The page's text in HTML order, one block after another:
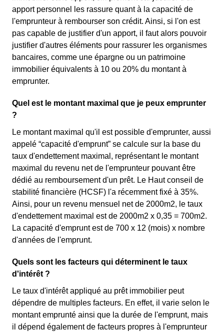
apport personnel les rassure quant à la capacité de
l'emprunteur à rembourser son crédit. Ainsi, si l'on est
pas capable de justifier d'un apport, il faut alors pouvoir
justifier d'autres éléments pour rassurer les organismes
bancaires, comme une épargne ou un patrimoine
immobilier équivalents à 10 ou 20% du montant à
emprunter.
Quel est le montant maximal que je peux emprunter
?
Le montant maximal qu'il est possible d'emprunter, aussi
appelé “capacité d'emprunt” se calcule sur la base du
taux d'endettement maximal, représentant le montant
maximal du revenu net de l'emprunteur pouvant être
dédié au remboursement d'un prêt. Le Haut conseil de
stabilité financière (HCSF) l'a récemment fixé à 35%.
Ainsi, pour un revenu mensuel net de 2000m2, le taux
d'endettement maximal est de 2000m2 x 0,35 = 700m2.
La capacité d'emprunt est de 700 x 12 (mois) x nombre
d'années de l'emprunt.
Quels sont les facteurs qui déterminent le taux
d'intérêt ?
Le taux d'intérêt appliqué au prêt immobilier peut
dépendre de multiples facteurs. En effet, il varie selon le
montant emprunté ainsi que la durée de l'emprunt, mais
il dépend également de facteurs propres à l'emprunteur